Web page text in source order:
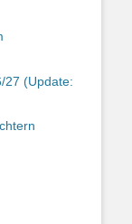
27 (Update: